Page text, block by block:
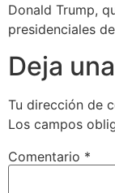
Donald Trump,
presidenciales
Deja
Tu dirección de
Los campos
Comentario *